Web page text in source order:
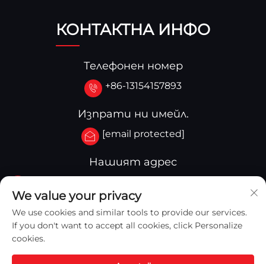
КОНТАКТНА ИНФО
Телефонен номер
+86-13154157893
Изпрати ни имейл.
[email protected]
Нашият адрес
Qinghua Street,Yingkou Zone Yingkou,China
We value your privacy
We use cookies and similar tools to provide our services.
If you don't want to accept all cookies, click Personalize
cookies.